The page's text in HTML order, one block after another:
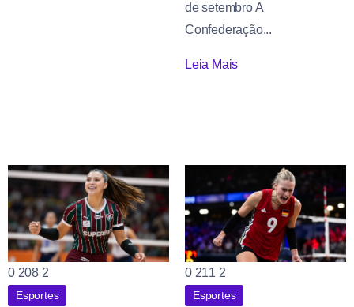
de setembro A
Confederação...
Leia Mais
0 208 2
Esportes
0 211 2
Esportes